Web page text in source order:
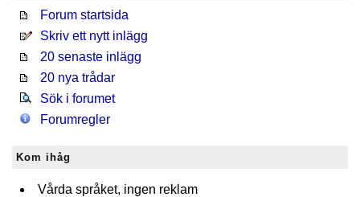
Forum startsida
Skriv ett nytt inlägg
20 senaste inlägg
20 nya trådar
Sök i forumet
Forumregler
Kom ihåg
Vårda språket, ingen reklam